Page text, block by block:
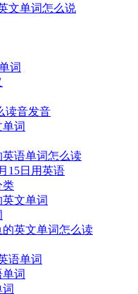
文单词怎么说
词
读音发音
词
语单词怎么读
15日用英语
类
文单词
英文单词怎么读
语单词
词